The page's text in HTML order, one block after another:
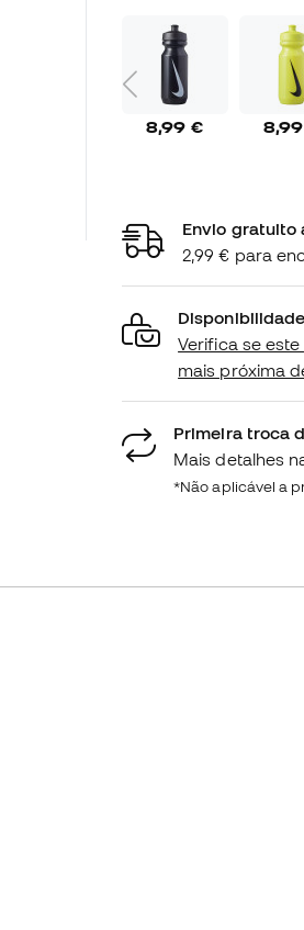
8,99 €
Envio gratuito
2,99 € para
Verifica se
mais próxima
Primeira troca
Mais detalhes
*Não aplicável a